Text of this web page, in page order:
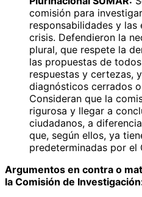
comisión para
responsabilidades y las
crisis. Defendieron la
plural, que respete la
las propuestas de
respuestas y certezas,
diagnósticos cerrados
Consideran que la
rigurosa y llegar a
ciudadanos, a
que, según ellos, ya
predeterminadas por el
Argumentos en contra o
la Comisión de